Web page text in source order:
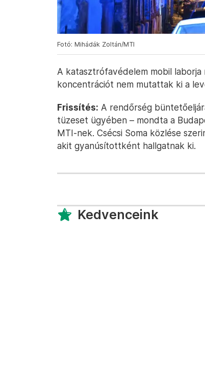
Fotó: Mihádák Zoltán/MTI
A katasztrófavédelem mobil
koncentrációt nem mutattak ki a
Frissítés: A rendőrség
tüzeset ügyében – mondta a
MTI-nek. Csécsi Soma közlése
akit gyanúsítottként hallgatnak ki.
Kedvenceink